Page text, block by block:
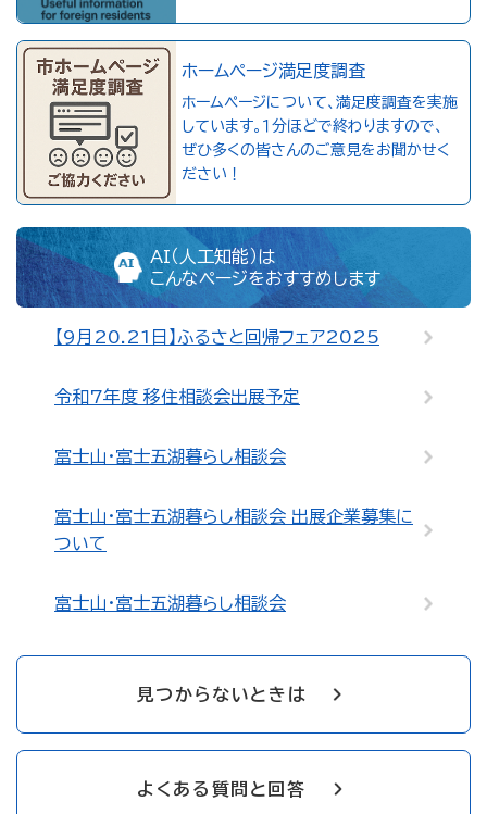
ホームページ満足度調査
ホームページについて、満足度調査を実施
しています。１分ほどで終わりますので、
ぜひ多くの皆さんのご意見をお聞かせく
ださい！
AI（人工知能）は
こんなページをおすすめします
【9月20.21日】ふるさと回帰フェア2025
令和7年度 移住相談会出展予定
富士山・富士五湖暮らし相談会
富士山・富士五湖暮らし相談会 出展企業募集に
ついて
富士山・富士五湖暮らし相談会
見つからないときは
よくある質問と回答